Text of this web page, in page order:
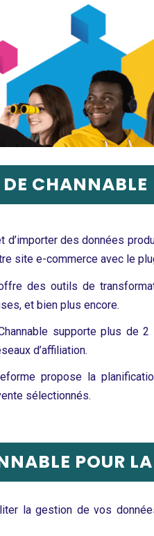
CHANNABLE
d’importer des données
site e-commerce avec le
des outils de
et bien plus encore.
supporte plus de
d’affiliation.
propose la
sélectionnés.
POUR
la gestion de vos